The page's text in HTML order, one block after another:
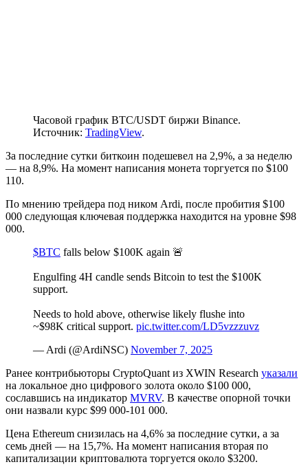
Часовой график BTC/USDT биржи Binance.
Источник: TradingView.
За последние сутки биткоин подешевел на 2,9%, а за неделю
— на 8,9%. На момент написания монета торгуется по $100
110.
По мнению трейдера под ником Ardi, после пробития $100
000 следующая ключевая поддержка находится на уровне $98
000.
$BTC falls below $100K again 🚨
Engulfing 4H candle sends Bitcoin to test the $100K
support.
Needs to hold above, otherwise likely flushe into
~$98K critical support. pic.twitter.com/LD5vzzzuvz
— Ardi (@ArdiNSC) November 7, 2025
Ранее контрибьюторы CryptoQuant из XWIN Research указали
на локальное дно цифрового золота около $100 000,
сославшись на индикатор MVRV. В качестве опорной точки
они назвали курс $99 000-101 000.
Цена Ethereum снизилась на 4,6% за последние сутки, а за
семь дней — на 15,7%. На момент написания вторая по
капитализации криптовалюта торгуется около $3200.